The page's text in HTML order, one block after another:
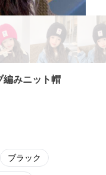
編みニット帽
ブラック